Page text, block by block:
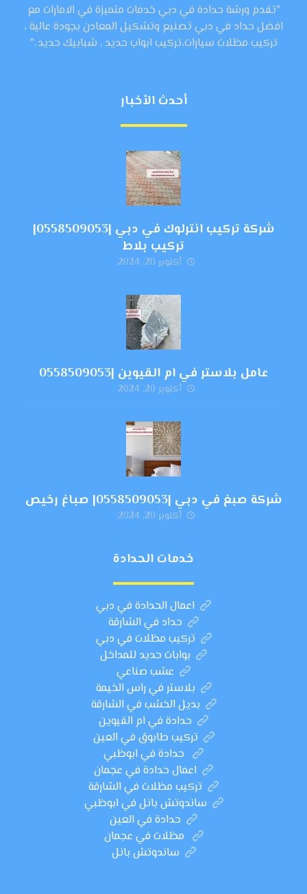
"تقدم ورشة حدادة في دبي خدمات متميزة في الامارات مع
افضل حداد في دبي تصنيع وتشكيل المعادن بجودة عالية ،
تركيب مظلات سيارات،تركيب ابواب حديد , شبابيك حديد ."
أحدث الأخبار
شركة تركيب انترلوك في دبي |0558509053|
تركيب بلاط
أكتوبر 20, 2024
عامل بلاستر في ام القيوين |0558509053
أكتوبر 20, 2024
شركة صبغ في دبي |0558509053| صباغ رخيص
أكتوبر 20, 2024
خدمات الحدادة
اعمال الحدادة في دبي
حداد في الشارقة
تركيب مظلات في دبي
بوابات حديد للمداخل
عشب صناعي
بلاستر في راس الخيمة
بديل الخشب في الشارقة
حدادة في ام القيوين
تركيب طابوق في العين
حدادة في ابوظبي
اعمال حدادة في عجمان
تركيب مظلات في الشارقة
ساندوتش بانل في ابوظبي
حدادة في العين
مظلات في عجمان
ساندوتش بانل